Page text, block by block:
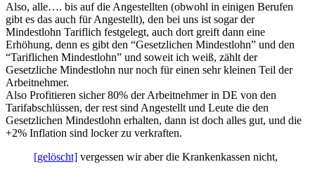
Also, alle…. bis auf die Angestellten (obwohl in einigen Berufen
gibt es das auch für Angestellt), den bei uns ist sogar der
Mindestlohn Tariflich festgelegt, auch dort greift dann eine
Erhöhung, denn es gibt den “Gesetzlichen Mindestlohn” und den
“Tariflichen Mindestlohn” und soweit ich weiß, zählt der
Gesetzliche Mindestlohn nur noch für einen sehr kleinen Teil der
Arbeitnehmer.
Also Profitieren sicher 80% der Arbeitnehmer in DE von den
Tarifabschlüssen, der rest sind Angestellt und Leute die den
Gesetzlichen Mindestlohn erhalten, dann ist doch alles gut, und die
+2% Inflation sind locker zu verkraften.
[gelöscht] vergessen wir aber die Krankenkassen nicht,